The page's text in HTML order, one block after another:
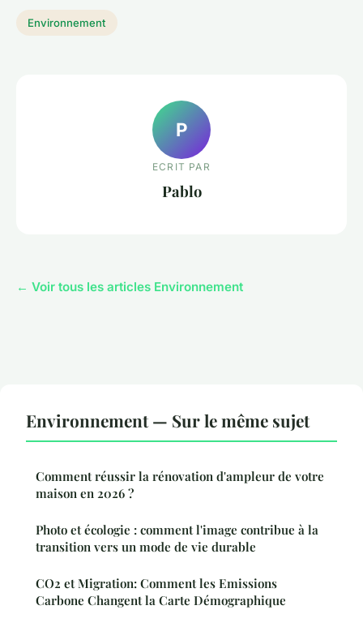
Environnement
P
ECRIT PAR
Pablo
← Voir tous les articles Environnement
Environnement — Sur le même sujet
Comment réussir la rénovation d'ampleur de votre
maison en 2026 ?
Photo et écologie : comment l'image contribue à la
transition vers un mode de vie durable
CO2 et Migration: Comment les Emissions
Carbone Changent la Carte Démographique